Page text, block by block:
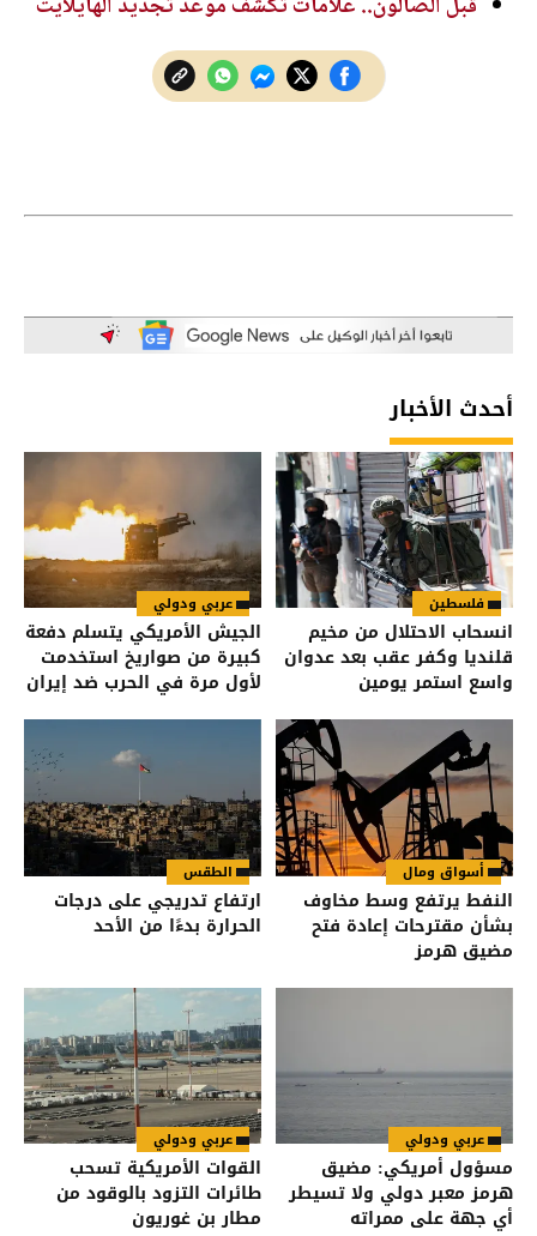
أحدث الأخبار
فلسطين
انسحاب الاحتلال من مخيم
قلنديا وكفر عقب بعد عدوان
واسع استمر يومين
عربي ودولي
الجيش الأمريكي يتسلم دفعة
كبيرة من صواريخ استخدمت
لأول مرة في الحرب ضد إيران
أسواق ومال
النفط يرتفع وسط مخاوف
بشأن مقترحات إعادة فتح
مضيق هرمز
الطقس
ارتفاع تدريجي على درجات
الحرارة بدءًا من الأحد
عربي ودولي
مسؤول أمريكي: مضيق
هرمز معبر دولي ولا تسيطر
أي جهة على ممراته
عربي ودولي
القوات الأمريكية تسحب
طائرات التزود بالوقود من
مطار بن غوريون